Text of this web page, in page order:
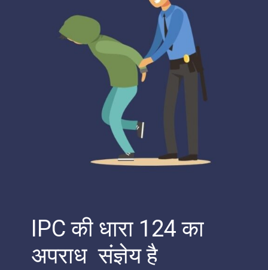
IPC की धारा 124 का
अपराध संज्ञेय है